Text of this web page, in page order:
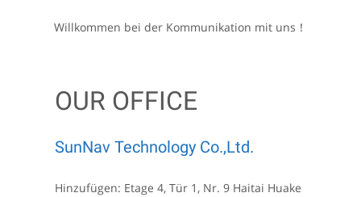
Willkommen bei der Kommunikation mit uns！
OUR OFFICE
SunNav Technology Co.,Ltd.
Hinzufügen: Etage 4, Tür 1, Nr. 9 Haitai Huake